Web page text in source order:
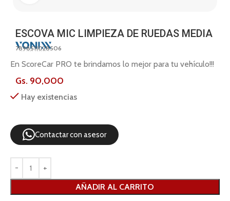
ESCOVA MIC LIMPIEZA DE RUEDAS MEDIA
7898511028506
En ScoreCar PRO te brindamos lo mejor para tu vehículo!!!
Gs. 90,000
Hay existencias
Contactar con asesor
AÑADIR AL CARRITO